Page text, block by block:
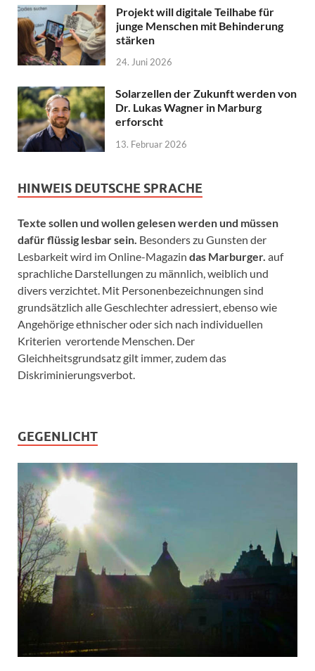
Projekt will digitale Teilhabe für
junge Menschen mit Behinderung
stärken
24. Juni 2026
Solarzellen der Zukunft werden von
Dr. Lukas Wagner in Marburg
erforscht
13. Februar 2026
HINWEIS DEUTSCHE SPRACHE
Texte sollen und wollen gelesen werden und müssen
dafür flüssig lesbar sein. Besonders zu Gunsten der
Lesbarkeit wird im Online-Magazin das Marburger. auf
sprachliche Darstellungen zu männlich, weiblich und
divers verzichtet. Mit Personenbezeichnungen sind
grundsätzlich alle Geschlechter adressiert, ebenso wie
Angehörige ethnischer oder sich nach individuellen
Kriterien verortende Menschen. Der
Gleichheitsgrundsatz gilt immer, zudem das
Diskriminierungsverbot.
GEGENLICHT